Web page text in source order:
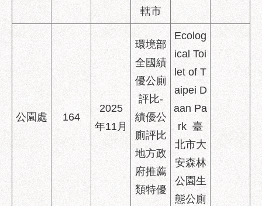
轄市
公園處 164
2025
年11月
環境部
全國績
優公廁
評比-
績優公
廁評比
地方政
府推薦
類特優
Ecolog
ical Toi
let of T
aipei D
aan Pa
rk 臺
北市大
安森林
公園生
態公廁